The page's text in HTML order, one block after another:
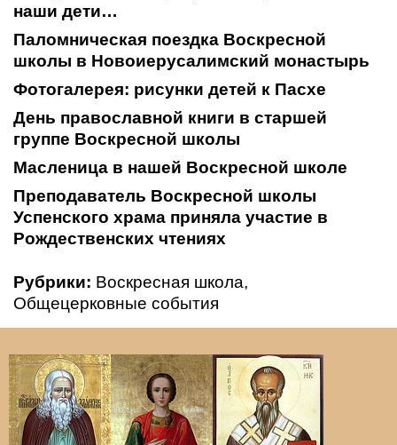
наши дети…
Паломническая поездка Воскресной
школы в Новоиерусалимский монастырь
Фотогалерея: рисунки детей к Пасхе
День православной книги в старшей
группе Воскресной школы
Масленица в нашей Воскресной школе
Преподаватель Воскресной школы
Успенского храма приняла участие в
Рождественских чтениях
Рубрики: Воскресная школа,
Общецерковные события